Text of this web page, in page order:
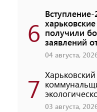
6
Вступление-
получили
заявлений
04 августа,
7
03 августа,